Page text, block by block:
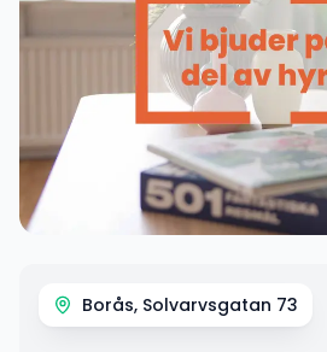
Borås, Solvarvsgatan 73